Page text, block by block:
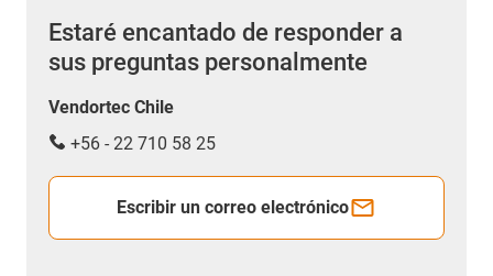
Estaré encantado de responder a
sus preguntas personalmente
Vendortec Chile
+56 - 22 710 58 25
Escribir un correo electrónico